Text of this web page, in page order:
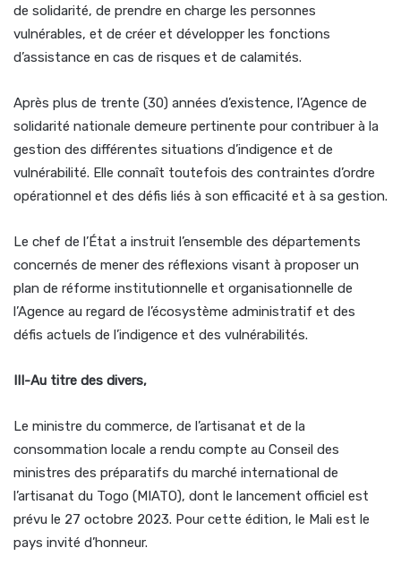
de solidarité, de prendre en charge les personnes
vulnérables, et de créer et développer les fonctions
d’assistance en cas de risques et de calamités.
Après plus de trente (30) années d’existence, l’Agence de
solidarité nationale demeure pertinente pour contribuer à la
gestion des différentes situations d’indigence et de
vulnérabilité. Elle connaît toutefois des contraintes d’ordre
opérationnel et des défis liés à son efficacité et à sa gestion.
Le chef de l’État a instruit l’ensemble des départements
concernés de mener des réflexions visant à proposer un
plan de réforme institutionnelle et organisationnelle de
l’Agence au regard de l’écosystème administratif et des
défis actuels de l’indigence et des vulnérabilités.
III-Au titre des divers,
Le ministre du commerce, de l’artisanat et de la
consommation locale a rendu compte au Conseil des
ministres des préparatifs du marché international de
l’artisanat du Togo (MIATO), dont le lancement officiel est
prévu le 27 octobre 2023. Pour cette édition, le Mali est le
pays invité d’honneur.